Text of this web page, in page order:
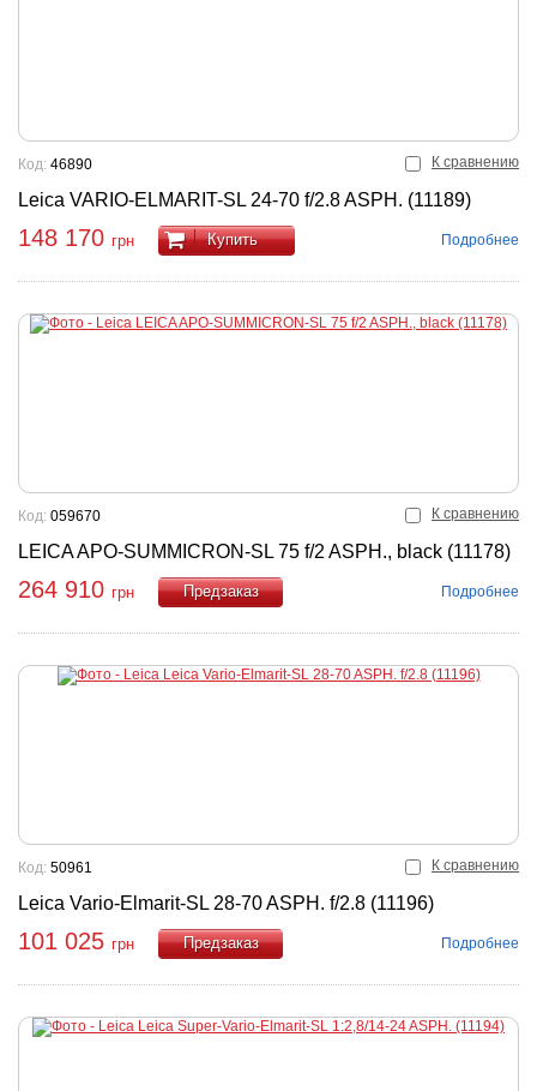
К сравнению
Leica VARIO-ELMARIT-SL 24-70 f/2.8 ASPH. (11189)
Код: 46890
148 170 грн Купить Подробнее
К сравнению
LEICA APO-SUMMICRON-SL 75 f/2 ASPH., black (11178)
Код: 059670
264 910 грн
Подробнее
К сравнению
Leica Vario-Elmarit-SL 28-70 ASPH. f/2.8 (11196)
Код: 50961
101 025 грн
Подробнее